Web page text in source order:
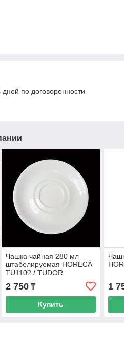
по договоренности
Чашка чайная 280 мл
штабелируемая HORECA
TU1102 / TUDOR
2 750₸
Купить
1